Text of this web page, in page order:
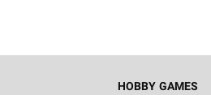
HOBBY GAMES